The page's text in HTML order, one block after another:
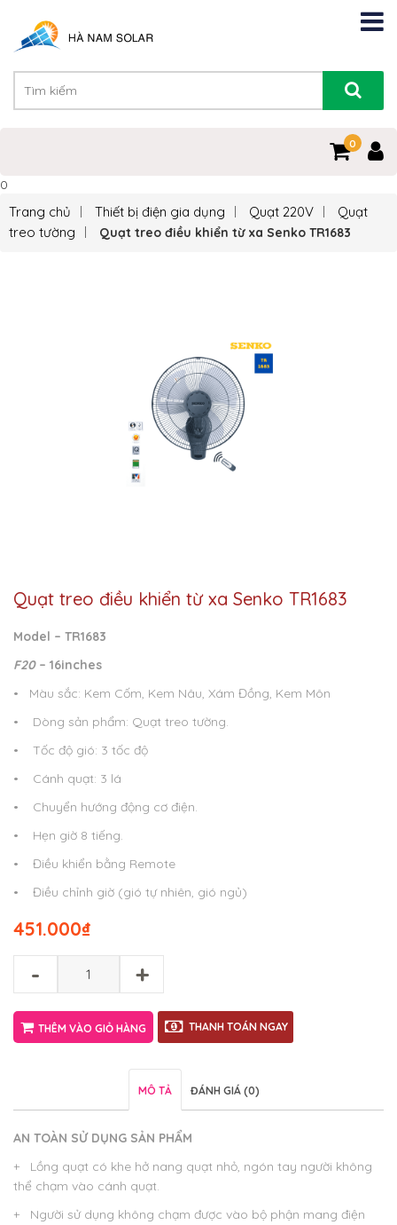
0
0
Trang chủ Thiết bị điện gia dụng Quạt 220V
Quạt
treo tường
Quạt treo điều khiển từ xa Senko TR1683
Quạt treo điều khiển từ xa Senko TR1683
Model – TR1683
F20 – 16inches
• Màu sắc: Kem Cốm, Kem Nâu, Xám Đồng, Kem Môn
• Dòng sản phẩm: Quạt treo tường.
• Tốc độ gió: 3 tốc độ
• Cánh quạt: 3 lá
• Chuyển hướng động cơ điện.
• Hẹn giờ 8 tiếng.
• Điều khiển bằng Remote
• Điều chỉnh giờ (gió tự nhiên, gió ngủ)
₫
451.000
- +
THÊM VÀO GIỎ HÀNG THANH TOÁN NGAY
MÔ TẢ ĐÁNH GIÁ (0)
AN TOÀN SỬ DỤNG SẢN PHẨM
+ Lồng quạt có khe hở nang quạt nhỏ, ngón tay người không
thể chạm vào cánh quạt.
+ Người sử dụng không chạm được vào bộ phận mang điện